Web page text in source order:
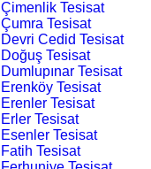
Çimenlik Tesisat
Çumra Tesisat
Devri Cedid Tesisat
Doğuş Tesisat
Dumlupınar Tesisat
Erenköy Tesisat
Erenler Tesisat
Erler Tesisat
Esenler Tesisat
Fatih Tesisat